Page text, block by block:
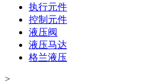
执行元件
控制元件
液压阀
液压马达
格兰液压
>